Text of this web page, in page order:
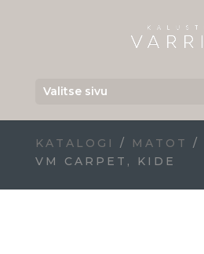
Valitse sivu
KATALOGI / MATOT /
VM CARPET, KIDE